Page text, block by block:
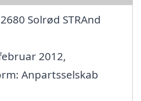
Solrød STRAnd
2012,
Anpartsselskab